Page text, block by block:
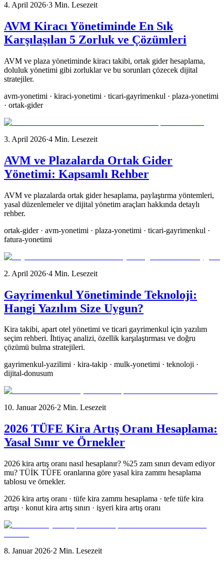
4. April 2026·3 Min. Lesezeit
AVM Kiracı Yönetiminde En Sık
Karşılaşılan 5 Zorluk ve Çözümleri
AVM ve plaza yönetiminde kiracı takibi, ortak gider hesaplama,
doluluk yönetimi gibi zorluklar ve bu sorunları çözecek dijital
stratejiler.
avm-yonetimi · kiraci-yonetimi · ticari-gayrimenkul · plaza-yonetimi
· ortak-gider
3. April 2026·4 Min. Lesezeit
AVM ve Plazalarda Ortak Gider
Yönetimi: Kapsamlı Rehber
AVM ve plazalarda ortak gider hesaplama, paylaştırma yöntemleri,
yasal düzenlemeler ve dijital yönetim araçları hakkında detaylı
rehber.
ortak-gider · avm-yonetimi · plaza-yonetimi · ticari-gayrimenkul ·
fatura-yonetimi
2. April 2026·4 Min. Lesezeit
Gayrimenkul Yönetiminde Teknoloji:
Hangi Yazılım Size Uygun?
Kira takibi, apart otel yönetimi ve ticari gayrimenkul için yazılım
seçim rehberi. İhtiyaç analizi, özellik karşılaştırması ve doğru
çözümü bulma stratejileri.
gayrimenkul-yazilimi · kira-takip · mulk-yonetimi · teknoloji ·
dijital-donusum
10. Januar 2026·2 Min. Lesezeit
2026 TÜFE Kira Artış Oranı Hesaplama:
Yasal Sınır ve Örnekler
2026 kira artış oranı nasıl hesaplanır? %25 zam sınırı devam ediyor
mu? TÜİK TÜFE oranlarına göre yasal kira zammı hesaplama
tablosu ve örnekler.
2026 kira artış oranı · tüfe kira zammı hesaplama · tefe tüfe kira
artışı · konut kira artış sınırı · işyeri kira artış oranı
8. Januar 2026·2 Min. Lesezeit